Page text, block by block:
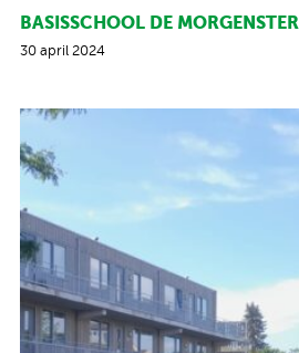
BASISSCHOOL DE MORGENSTER
30 april 2024